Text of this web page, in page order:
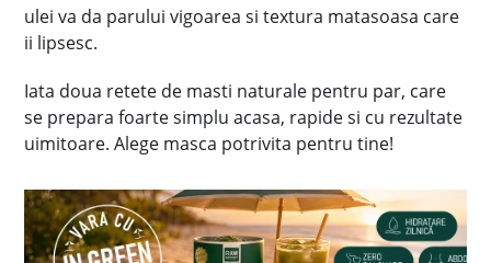
ulei va da parului vigoarea si textura matasoasa care
ii lipsesc.
Iata doua retete de masti naturale pentru par, care
se prepara foarte simplu acasa, rapide si cu rezultate
uimitoare. Alege masca potrivita pentru tine!